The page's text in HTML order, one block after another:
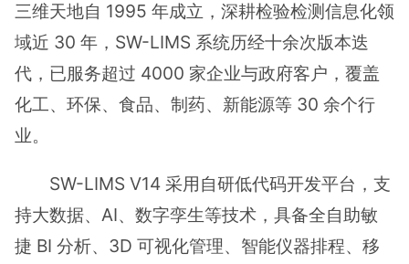
三维天地自 1995 年成立，深耕检验检测信息化领
域近 30 年，SW-LIMS 系统历经十余次版本迭
代，已服务超过 4000 家企业与政府客户，覆盖
化工、环保、食品、制药、新能源等 30 余个行
业。
SW-LIMS V14 采用自研低代码开发平台，支
持大数据、AI、数字孪生等技术，具备全自助敏
捷 BI 分析、3D 可视化管理、智能仪器排程、移